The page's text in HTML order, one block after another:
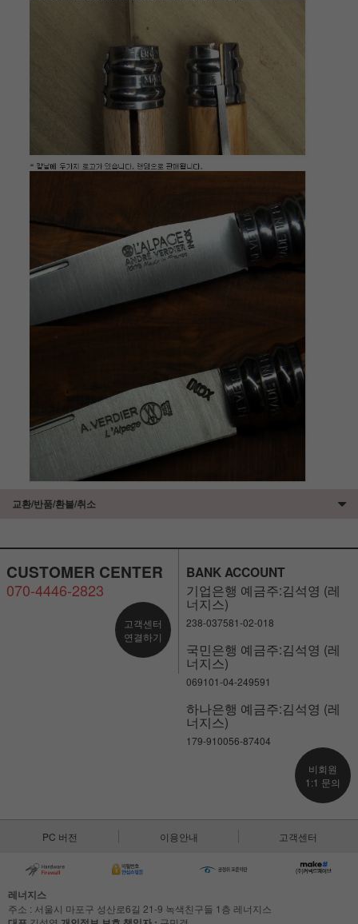
이코 라이프 하
교환/반품/환불/취소
CUSTOMER CENTER
070-4446-2823
고객센터
연결하기
BANK ACCOUNT
기업은행 예금주:김석영 (레
너지스)
238-037581-02-018
국민은행 예금주:김석영 (레
너지스)
069101-04-249591
하나은행 예금주:김석영 (레
너지스)
179-910056-87404
비회원
1:1 문의
PC 버전 이용안내 고객센터
레너지스
주소 : 서울시 마포구 성산로6길 21-9 녹색친구들 1층 레너지스